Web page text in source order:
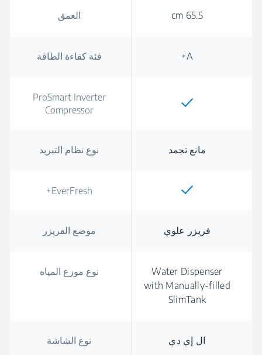
العمق 65.5 cm
فئة كفاءة الطاقة A+
ProSmart Inverter
Compressor
نوع نظام التبريد مانع تجمد
EverFresh+
موضع الفريزر فريزر علوي
نوع موزع المياه
Water Dispenser
with Manually-filled
SlimTank
نوع الشاشة ال إي دي